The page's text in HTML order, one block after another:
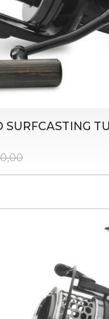
SURFCASTING